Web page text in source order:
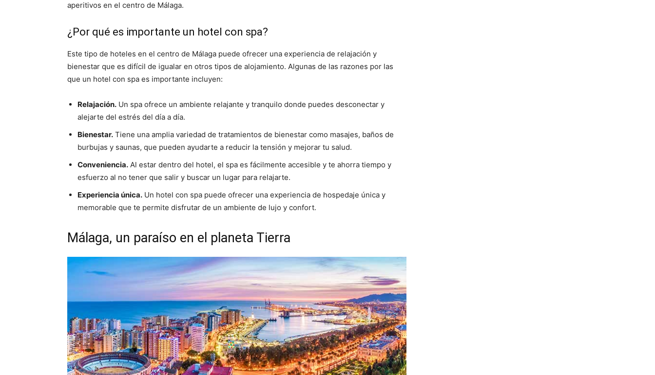
aperitivos en el centro de Málaga.
¿Por qué es importante un hotel con spa?
Este tipo de hoteles en el centro de Málaga puede ofrecer una experiencia de relajación y
bienestar que es difícil de igualar en otros tipos de alojamiento. Algunas de las razones por las
que un hotel con spa es importante incluyen:
Relajación. Un spa ofrece un ambiente relajante y tranquilo donde puedes desconectar y
alejarte del estrés del día a día.
Bienestar. Tiene una amplia variedad de tratamientos de bienestar como masajes, baños de
burbujas y saunas, que pueden ayudarte a reducir la tensión y mejorar tu salud.
Conveniencia. Al estar dentro del hotel, el spa es fácilmente accesible y te ahorra tiempo y
esfuerzo al no tener que salir y buscar un lugar para relajarte.
Experiencia única. Un hotel con spa puede ofrecer una experiencia de hospedaje única y
memorable que te permite disfrutar de un ambiente de lujo y confort.
Málaga, un paraíso en el planeta Tierra